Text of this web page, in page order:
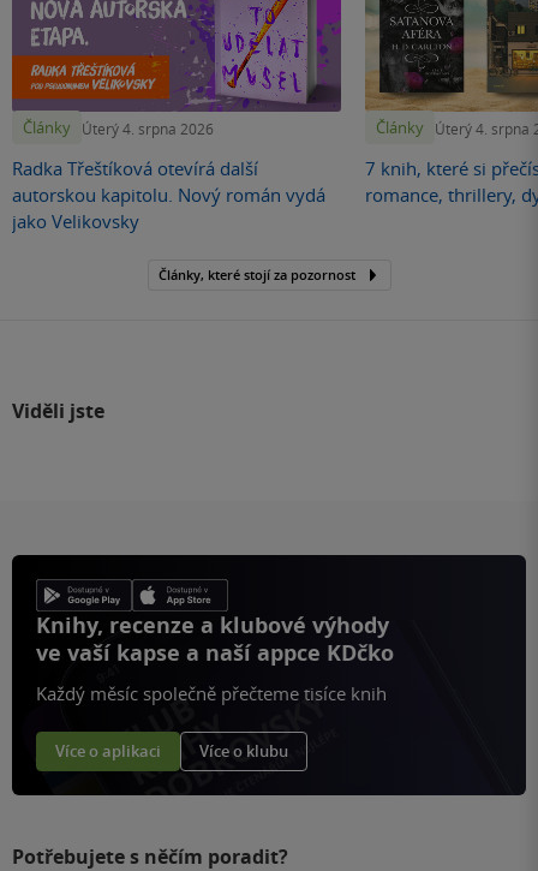
Články Úterý 4. srpna 2026
Radka Třeštíková otevírá další
autorskou kapitolu. Nový román vydá
jako Velikovsky
Články Úterý 4. srpna
7 knih, které si
romance, thrillery,
Články, které stojí za pozornost
Viděli jste
Knihy, recenze a klubové výhody
ve vaší kapse a naší appce KDčko
Každý měsíc společně přečteme tisíce knih
Více o aplikaci Více o klubu
Potřebujete s něčím poradit?